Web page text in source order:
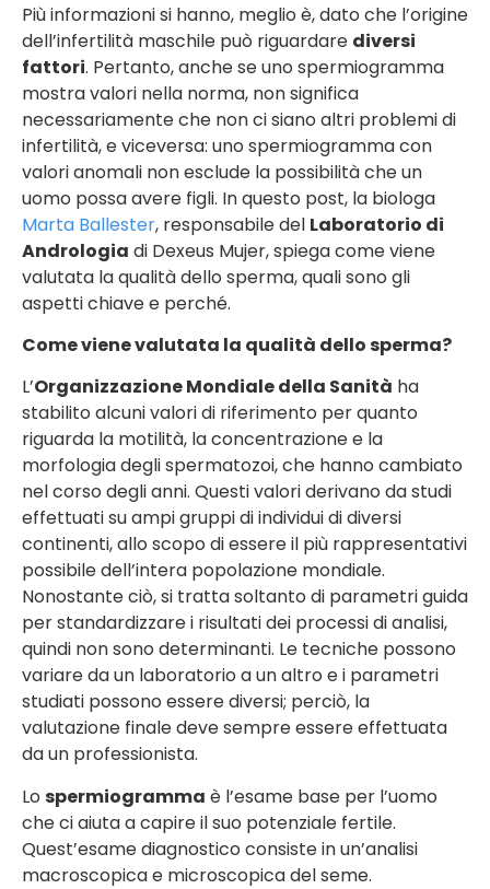
Più informazioni si hanno, meglio è, dato che l’origine
dell’infertilità maschile può riguardare diversi
fattori. Pertanto, anche se uno spermiogramma
mostra valori nella norma, non significa
necessariamente che non ci siano altri problemi di
infertilità, e viceversa: uno spermiogramma con
valori anomali non esclude la possibilità che un
uomo possa avere figli. In questo post, la biologa
Marta Ballester, responsabile del Laboratorio di
Andrologia di Dexeus Mujer, spiega come viene
valutata la qualità dello sperma, quali sono gli
aspetti chiave e perché.
Come viene valutata la qualità dello sperma?
L’Organizzazione Mondiale della Sanità ha
stabilito alcuni valori di riferimento per quanto
riguarda la motilità, la concentrazione e la
morfologia degli spermatozoi, che hanno cambiato
nel corso degli anni. Questi valori derivano da studi
effettuati su ampi gruppi di individui di diversi
continenti, allo scopo di essere il più rappresentativi
possibile dell’intera popolazione mondiale.
Nonostante ciò, si tratta soltanto di parametri guida
per standardizzare i risultati dei processi di analisi,
quindi non sono determinanti. Le tecniche possono
variare da un laboratorio a un altro e i parametri
studiati possono essere diversi; perciò, la
valutazione finale deve sempre essere effettuata
da un professionista.
Lo spermiogramma è l’esame base per l’uomo
che ci aiuta a capire il suo potenziale fertile.
Quest’esame diagnostico consiste in un’analisi
macroscopica e microscopica del seme.